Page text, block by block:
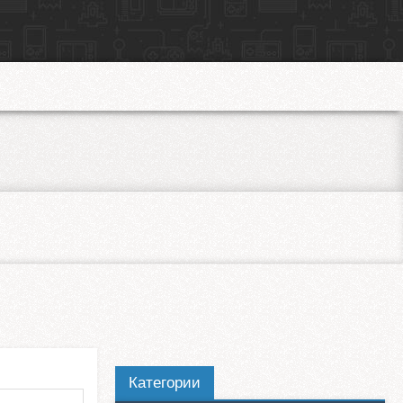
Категории